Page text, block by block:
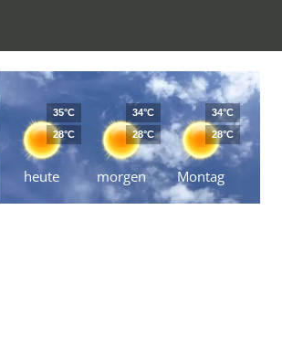
heute
35°C
28°C
morgen
34°C
28°C
Montag
34°C
28°C